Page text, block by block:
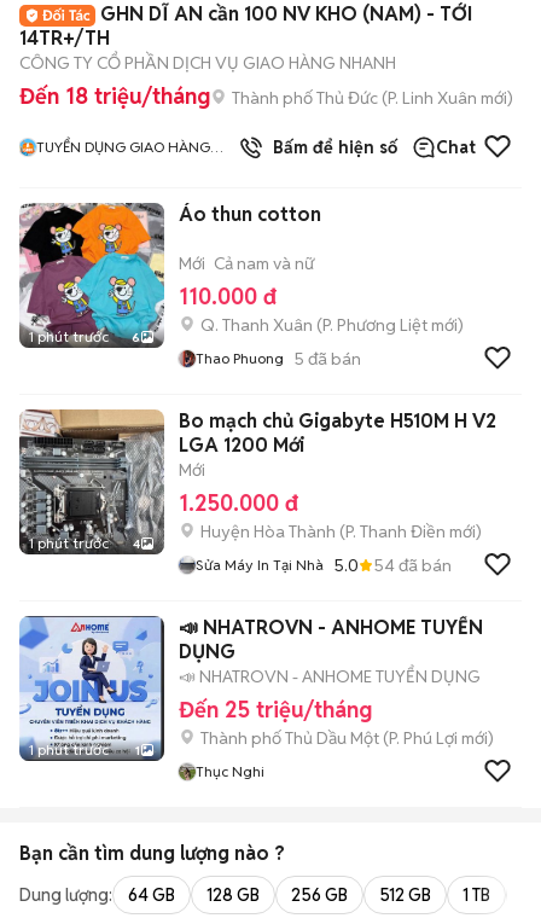
GHN DĨ AN cần 100 NV KHO (NAM) - TỚI
14TR+/TH
CÔNG TY CỔ PHẦN DỊCH VỤ GIAO HÀNG NHANH
Đến 18 triệu/tháng Thành phố Thủ Đức (P. Linh Xuân mới)
TUYỂN DỤNG GIAO HÀNG
Bấm để hiện số Chat
1 phút trước 6
Áo thun cotton
Mới Cả nam và nữ
110.000 đ
Q. Thanh Xuân (P. Phương Liệt mới)
Thao Phuong 5 đã bán
1 phút trước 4
Bo mạch chủ Gigabyte H510M H V2
LGA 1200 Mới
Mới
1.250.000 đ
Huyện Hòa Thành (P. Thanh Điền mới)
Sửa Máy In Tại Nhà 5.0 54đã bán
1 phút trước 1
📣 NHATROVN - ANHOME TUYỂN
DỤNG
📣 NHATROVN - ANHOME TUYỂN DỤNG
Đến 25 triệu/tháng
Thành phố Thủ Dầu Một (P. Phú Lợi mới)
Thục Nghi
Bạn cần tìm dung lượng nào ?
Dung lượng: 64 GB 128 GB 256 GB 512 GB 1 TB